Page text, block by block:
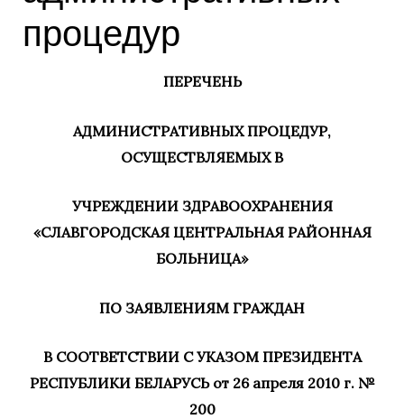
процедур
ПЕРЕЧЕНЬ
АДМИНИСТРАТИВНЫХ ПРОЦЕДУР,
ОСУЩЕСТВЛЯЕМЫХ В
УЧРЕЖДЕНИИ ЗДРАВООХРАНЕНИЯ
«СЛАВГОРОДСКАЯ ЦЕНТРАЛЬНАЯ РАЙОННАЯ
БОЛЬНИЦА»
ПО ЗАЯВЛЕНИЯМ ГРАЖДАН
В СООТВЕТСТВИИ С УКАЗОМ ПРЕЗИДЕНТА
РЕСПУБЛИКИ БЕЛАРУСЬ от 26 апреля 2010 г. №
200